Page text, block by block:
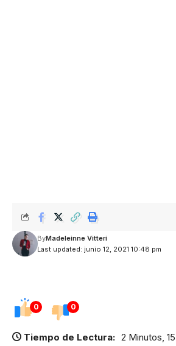
Last updated: junio 12, 2021 10:48 pm
ByMadeleinne Vitteri
0 0
Tiempo de Lectura: 2 Minutos,